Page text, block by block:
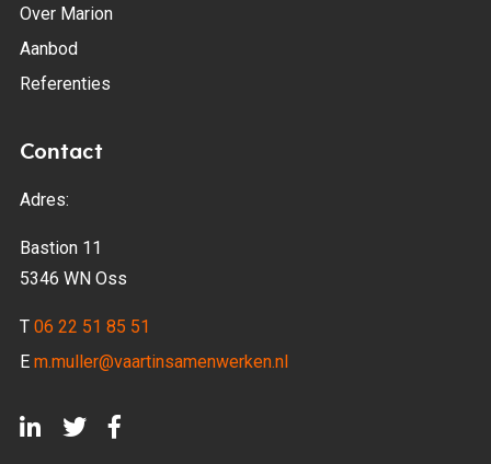
Over Marion
Aanbod
Referenties
Contact
Adres:
Bastion 11
5346 WN Oss
T 06 22 51 85 51
E m.muller@vaartinsamenwerken.nl